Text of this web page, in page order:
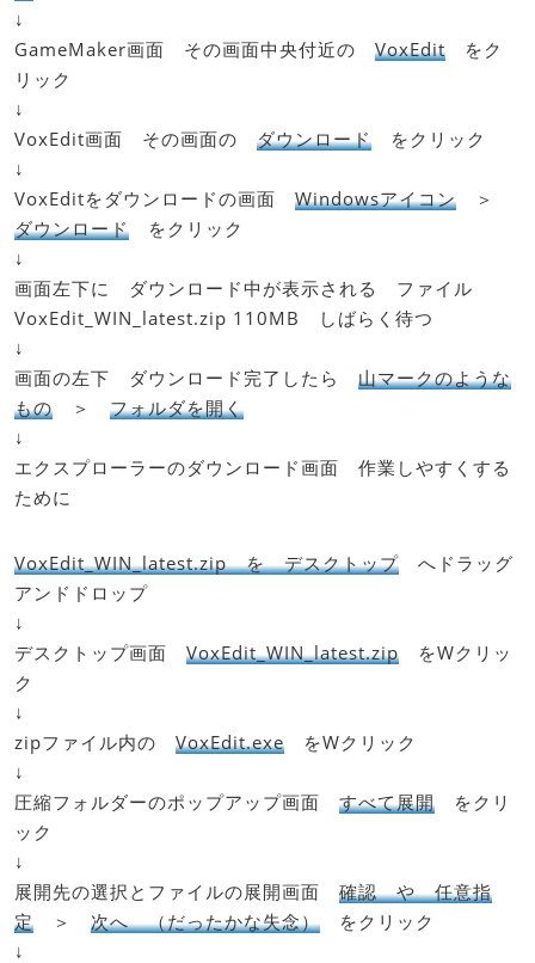
↓
GameMaker画面 その画面中央付近の VoxEdit をク
リック
↓
VoxEdit画面 その画面の ダウンロード をクリック
↓
VoxEditをダウンロードの画面 Windowsアイコン ＞
ダウンロード をクリック
↓
画面左下に ダウンロード中が表示される ファイル
VoxEdit_WIN_latest.zip 110MB しばらく待つ
↓
画面の左下 ダウンロード完了したら 山マークのような
もの ＞ フォルダを開く
↓
エクスプローラーのダウンロード画面 作業しやすくする
ために
VoxEdit_WIN_latest.zip を デスクトップ へドラッグ
アンドドロップ
↓
デスクトップ画面 VoxEdit_WIN_latest.zip をWクリッ
ク
↓
zipファイル内の VoxEdit.exe をWクリック
↓
圧縮フォルダーのポップアップ画面 すべて展開 をクリ
ック
↓
展開先の選択とファイルの展開画面 確認 や 任意指
定 ＞ 次へ （だったかな失念） をクリック
↓